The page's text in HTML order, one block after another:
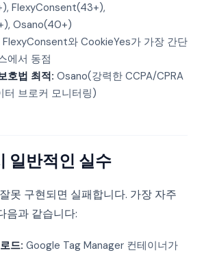
FlexyConsent(43+),
Osano(40+)
FlexyConsent와 CookieYes가 가장 간단
에서 동점
호법 최적: Osano(강력한 CCPA/CPRA
터 브로커 모니터링)
일반적인 실수
못 구현되면 실패합니다. 가장 자주
음과 같습니다:
드: Google Tag Manager 컨테이너가